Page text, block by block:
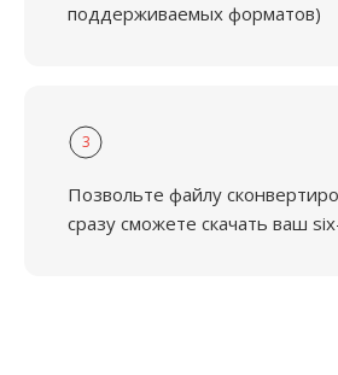
поддерживаемых форматов)
3
Позвольте файлу
сразу сможете скачать ваш